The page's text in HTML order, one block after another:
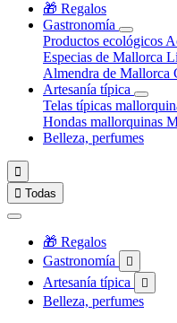
🎁 Regalos
Gastronomía
Productos ecológicos
Especias de Mallorca
Almendra de Mallorca
Artesanía típica
Telas típicas
Hondas mallorquinas
Belleza, perfumes

 Todas
🎁 Regalos
Gastronomía

Artesanía típica 
Belleza, perfumes